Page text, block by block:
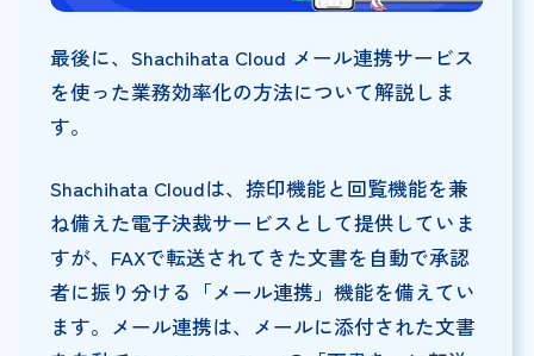
最後に、Shachihata Cloud メール連携サービス
を使った業務効率化の方法について解説しま
す。
Shachihata Cloudは、捺印機能と回覧機能を兼
ね備えた電子決裁サービスとして提供していま
すが、FAXで転送されてきた文書を自動で承認
者に振り分ける「メール連携」機能を備えてい
ます。メール連携は、メールに添付された文書